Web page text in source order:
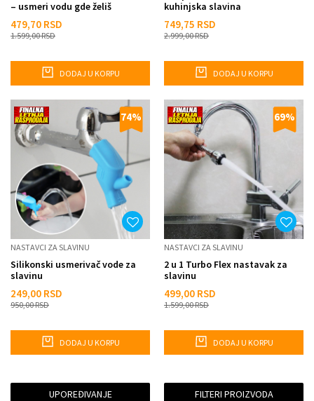
– usmeri vodu gde želiš
479,70 RSD
1.599,00RSD
DODAJ U KORPU
kuhinjska slavina
749,75 RSD
2.999,00RSD
DODAJ U KORPU
74%
NASTAVCI ZA SLAVINU
Silikonski usmerivač vode za
slavinu
249,00 RSD
950,00RSD
DODAJ U KORPU
69%
NASTAVCI ZA SLAVINU
2 u 1 Turbo Flex nastavak za
slavinu
499,00 RSD
1.599,00RSD
DODAJ U KORPU
UPOREĐIVANJE FILTERI PROIZVODA